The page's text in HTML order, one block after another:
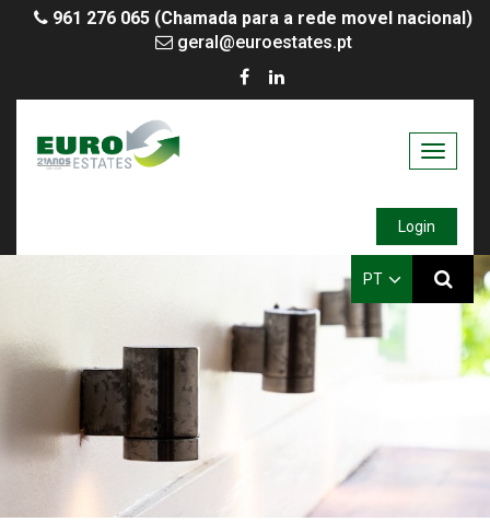
961 276 065 (Chamada para a rede movel nacional)
geral@euroestates.pt
Toggle
Login
PT